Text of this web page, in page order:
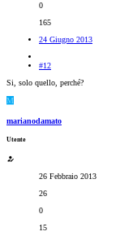
0
165
24 Giugno 2013
#12
Si, solo quello, perché?
M
marianodamato
Utente
26 Febbraio 2013
26
0
15